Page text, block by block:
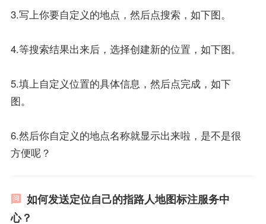
3.写上你要自定义的地点，然后点搜索，如下图。
4.等搜索结果出来后，选择创建新的位置，如下图。
5.填上自定义位置的具体信息，然后点完成，如下
图。
6.然后你自定义的地点名称就显示出来啦，是不是很
方便呢？
如何发送定位自己的指路人地图标注服务中
心？